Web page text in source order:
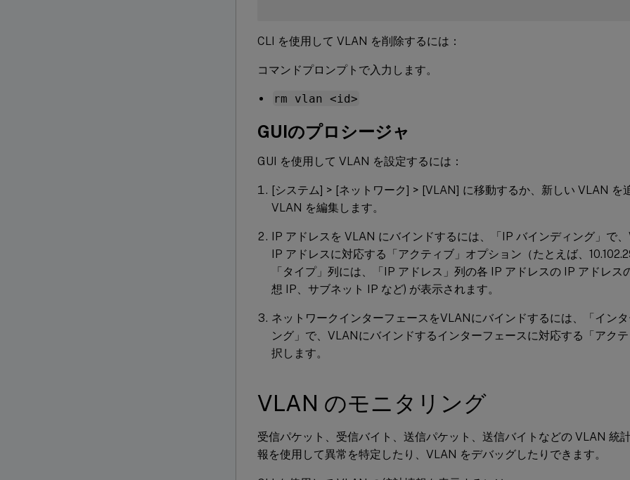
CLI を使用して VLAN を削除するには：
コマンドプロンプトで入力します。
rm vlan <id>
GUIのプロシージャ
GUI を使用して VLAN を設定するには：
[システム] > [ネットワーク] > [VLAN] に移動するか、新しい VLAN を
VLAN を編集します。
IP アドレスを VLAN にバインドするには、「IP バインディング」で
IP アドレスに対応する「アクティブ」オプション（たとえば、
「タイプ」列には、「IP アドレス」列の各 IP アドレスの IP アドレス
想 IP、サブネット IP など) が表示されます。
ネットワークインターフェースをVLANにバインドするには、「イン
ング」で、VLANにバインドするインターフェースに対応する「アク
択します。
VLAN のモニタリング
受信パケット、受信バイト、送信パケット、送信バイトなどの VLAN 統
報を使用して異常を特定したり、VLAN をデバッグしたりできます。